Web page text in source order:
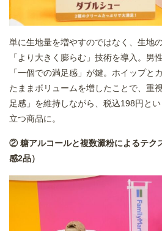
単に生地量を増やすのではなく、生地
「より大きく膨らむ」技術を導入。男
「一個での満足感」が鍵。ホイップと
たままボリュームを増したことで、重
足感」を維持しながら、税込198円と
立つ商品に。
② 糖アルコールと複数澱粉によるテク
感2品）